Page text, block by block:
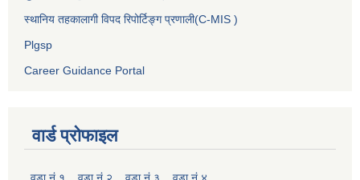
स्थानिय तहकालागी विपद रिपोर्टिङ्ग प्रणाली(C-MIS )
Plgsp
Career Guidance Portal
वार्ड प्रोफाइल
वडा नं.१ वडा नं.२ वडा नं.३ वडा नं ४